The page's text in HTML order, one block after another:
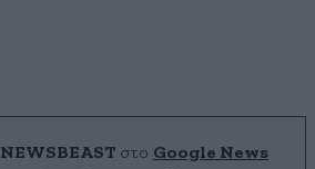
NEWSBEAST στο Google News